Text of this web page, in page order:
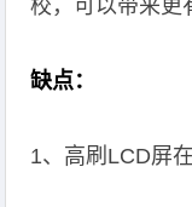
校，可以带来更
缺点：
1、高刷LCD屏